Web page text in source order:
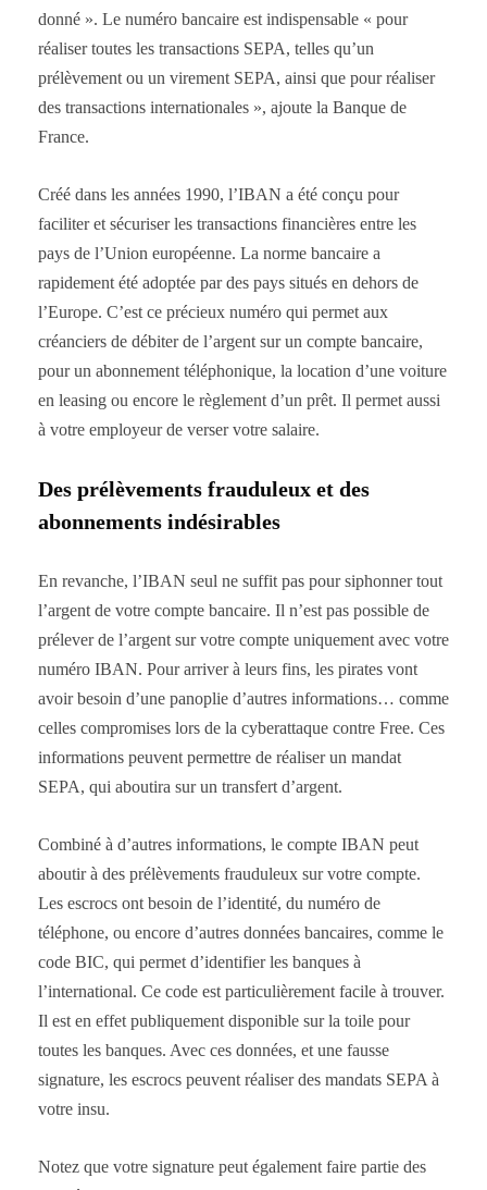
donné ». Le numéro bancaire est indispensable « pour
réaliser toutes les transactions SEPA, telles qu’un
prélèvement ou un virement SEPA, ainsi que pour réaliser
des transactions internationales », ajoute la Banque de
France.
Créé dans les années 1990, l’IBAN a été conçu pour
faciliter et sécuriser les transactions financières entre les
pays de l’Union européenne. La norme bancaire a
rapidement été adoptée par des pays situés en dehors de
l’Europe. C’est ce précieux numéro qui permet aux
créanciers de débiter de l’argent sur un compte bancaire,
pour un abonnement téléphonique, la location d’une voiture
en leasing ou encore le règlement d’un prêt. Il permet aussi
à votre employeur de verser votre salaire.
Des prélèvements frauduleux et des
abonnements indésirables
En revanche, l’IBAN seul ne suffit pas pour siphonner tout
l’argent de votre compte bancaire. Il n’est pas possible de
prélever de l’argent sur votre compte uniquement avec votre
numéro IBAN. Pour arriver à leurs fins, les pirates vont
avoir besoin d’une panoplie d’autres informations… comme
celles compromises lors de la cyberattaque contre Free. Ces
informations peuvent permettre de réaliser un mandat
SEPA, qui aboutira sur un transfert d’argent.
Combiné à d’autres informations, le compte IBAN peut
aboutir à des prélèvements frauduleux sur votre compte.
Les escrocs ont besoin de l’identité, du numéro de
téléphone, ou encore d’autres données bancaires, comme le
code BIC, qui permet d’identifier les banques à
l’international. Ce code est particulièrement facile à trouver.
Il est en effet publiquement disponible sur la toile pour
toutes les banques. Avec ces données, et une fausse
signature, les escrocs peuvent réaliser des mandats SEPA à
votre insu.
Notez que votre signature peut également faire partie des